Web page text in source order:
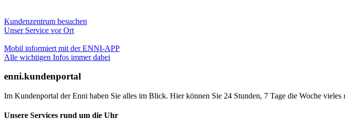
Kundenzentrum besuchen
Unser Service vor Ort
Mobil informiert mit der ENNI-APP
Alle wichtigen Infos immer dabei
enni.kundenportal
Im Kundenportal der Enni haben Sie alles im Blick. Hier können Sie 24 Stunden, 7 Tage die Woche
Unsere Services rund um die Uhr